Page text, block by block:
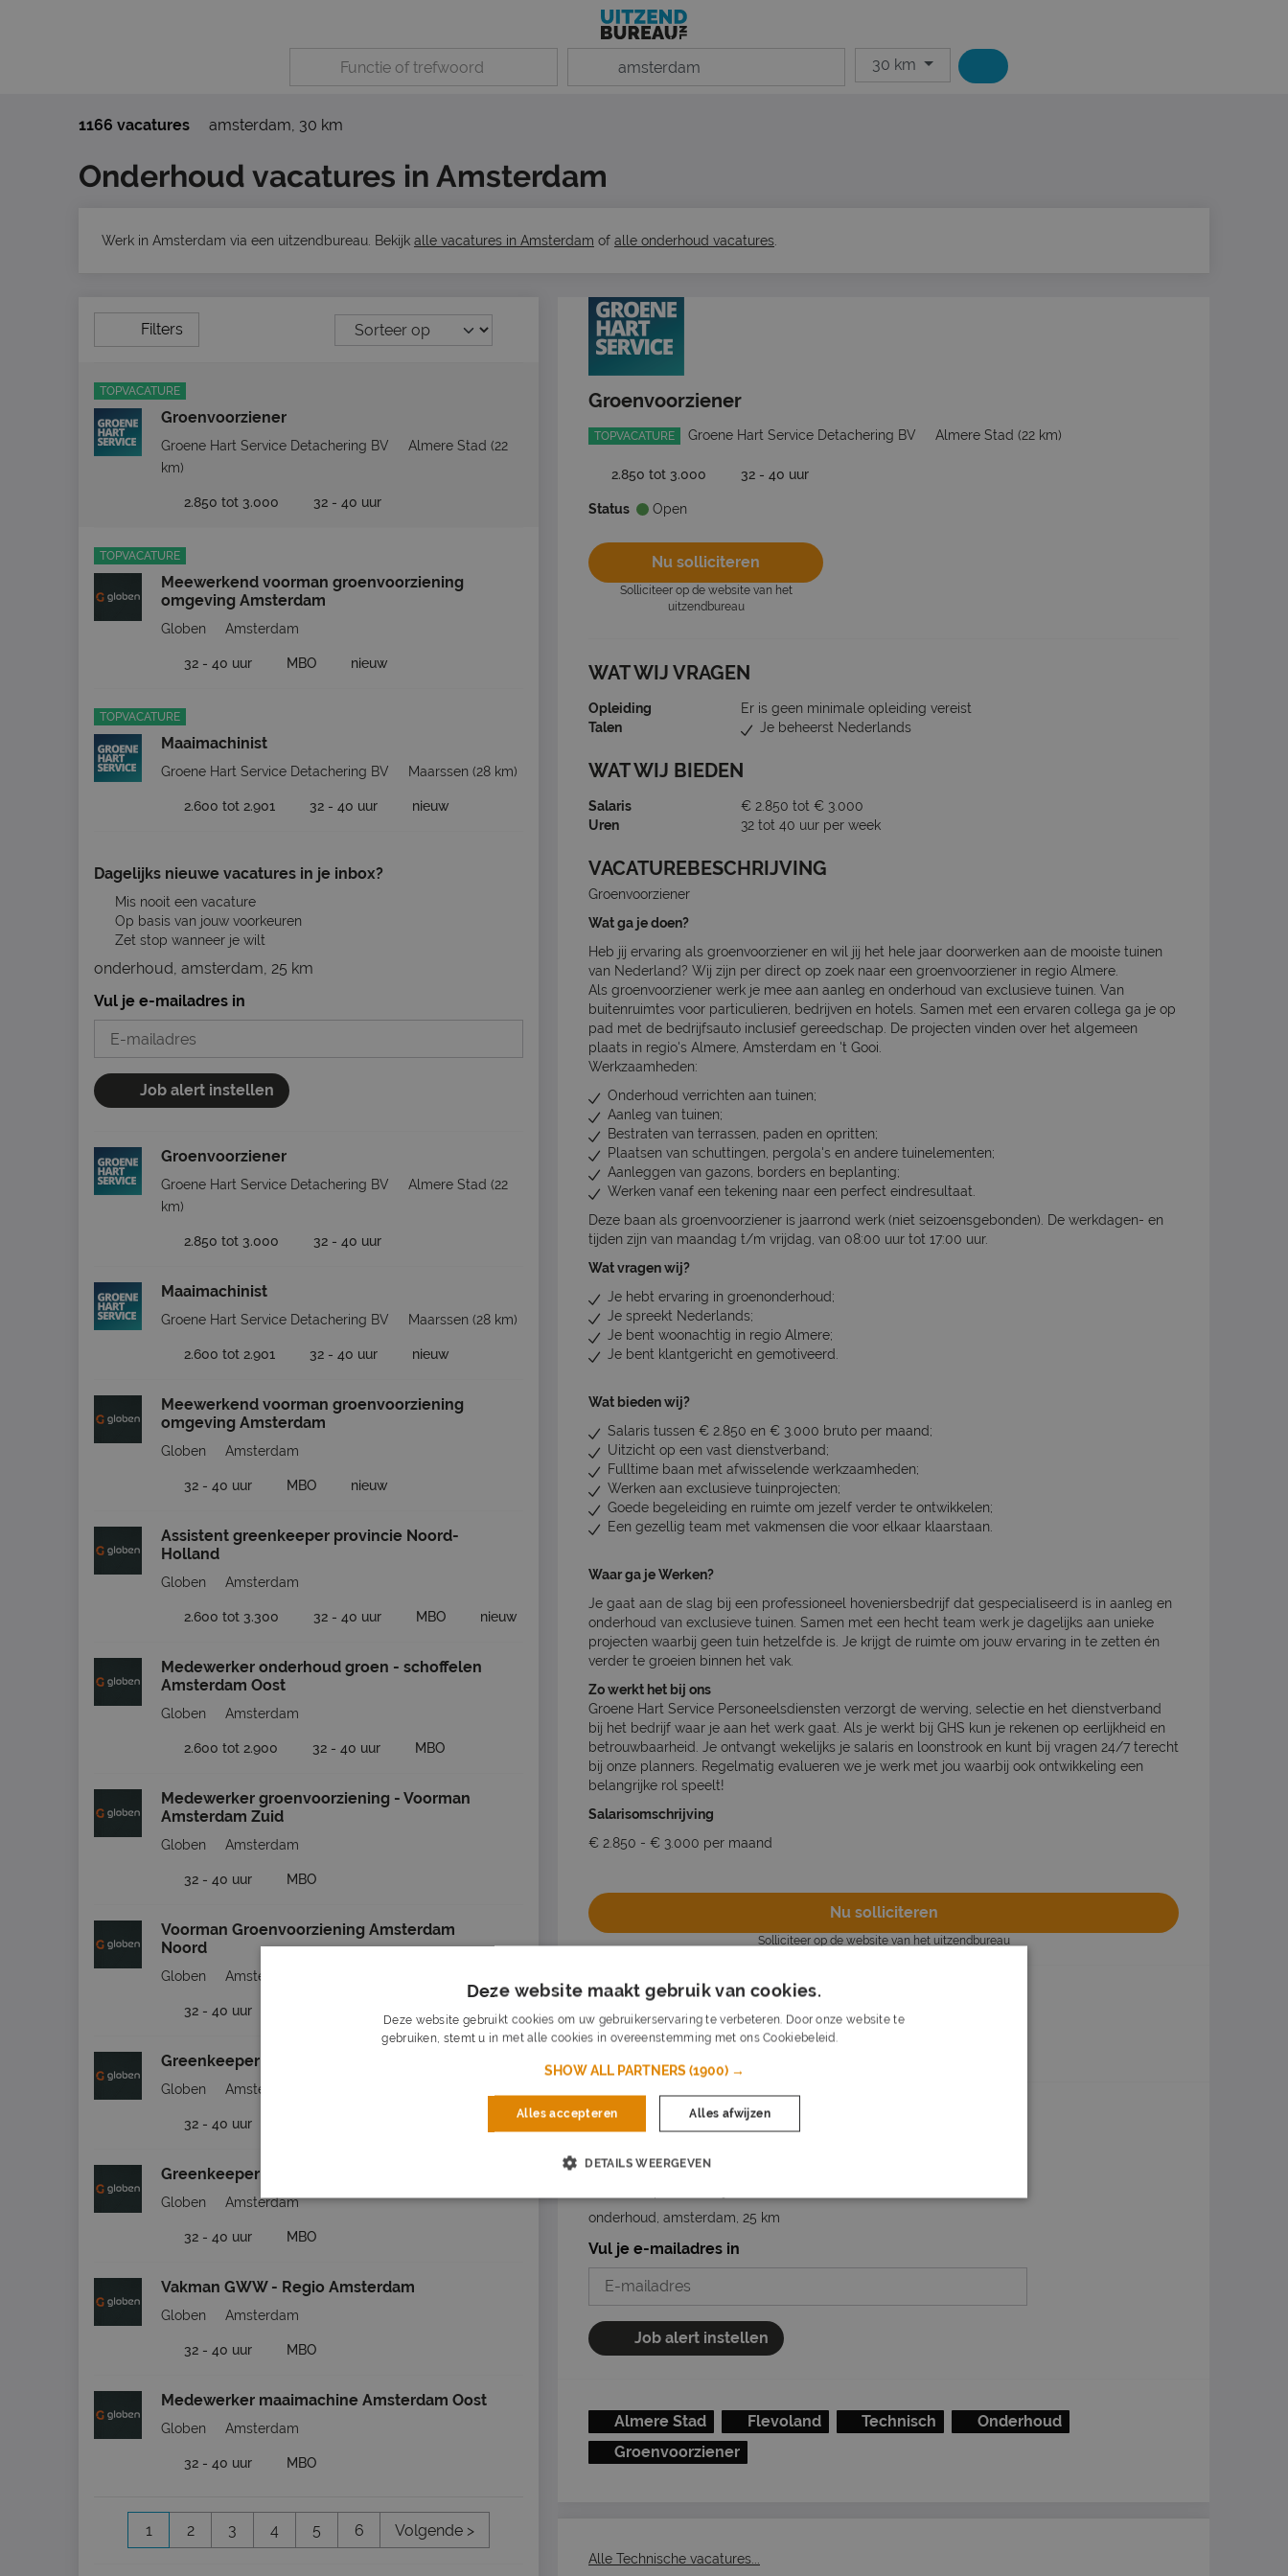
30 km
1166 vacatures amsterdam, 30 km
Onderhoud vacatures in Amsterdam
Werk in Amsterdam via een uitzendbureau. Bekijk alle vacatures in Amsterdam of alle onderhoud vacatures
Filters
TOPVACATURE
Groenvoorziener
Groene Hart Service Detachering BV Almere Stad (22
km)
2.850 tot 3.000 32 - 40 uur
TOPVACATURE
Meewerkend voorman groenvoorziening
omgeving Amsterdam
Globen Amsterdam
32 - 40 uur MBO nieuw
TOPVACATURE
Maaimachinist
Groene Hart Service Detachering BV Maarssen (28 km)
2.600 tot 2.901 32 - 40 uur nieuw
Dagelijks nieuwe vacatures in je inbox?
Mis nooit een vacature
Op basis van jouw voorkeuren
Zet stop wanneer je wilt
onderhoud, amsterdam, 25 km
Vul je e-mailadres in
Job alert instellen
Groenvoorziener
Groene Hart Service Detachering BV Almere Stad (22
km)
2.850 tot 3.000 32 - 40 uur
Maaimachinist
Groene Hart Service Detachering BV Maarssen (28 km)
2.600 tot 2.901 32 - 40 uur nieuw
Meewerkend voorman groenvoorziening
omgeving Amsterdam
Globen Amsterdam
32 - 40 uur MBO nieuw
Assistent greenkeeper provincie Noord-
Holland
Globen Amsterdam
2.600 tot 3.300 32 - 40 uur MBO nieuw
Medewerker onderhoud groen - schoffelen
Amsterdam Oost
Globen Amsterdam
2.600 tot 2.900 32 - 40 uur MBO
Medewerker groenvoorziening - Voorman
Amsterdam Zuid
Globen Amsterdam
32 - 40 uur MBO
Voorman Groenvoorziening Amsterdam
Noord
Globen Amsterdam
32 - 40 uur
Greenkeeper Amsterdam Noord
Globen Amsterdam
32 - 40 uur
Greenkeeper Amsterdam Oost
Globen Amsterdam
32 - 40 uur MBO
Vakman GWW - Regio Amsterdam
Globen Amsterdam
32 - 40 uur MBO
Medewerker maaimachine Amsterdam Oost
Globen Amsterdam
32 - 40 uur MBO
1 2 3 4 5 6 Volgende >
Groenvoorziener
TOPVACATURE Groene Hart Service Detachering BV Almere Stad (22 km)
2.850 tot 3.000 32 - 40 uur
Status Open
Nu solliciteren
Solliciteer op de website van het
uitzendbureau
WAT WIJ VRAGEN
Opleiding
Er is geen minimale opleiding vereist
Talen
Je beheerst Nederlands
WAT WIJ BIEDEN
Salaris
€ 2.850 tot € 3.000
Uren
32 tot 40 uur per week
VACATUREBESCHRIJVING
Groenvoorziener
Wat ga je doen?
Heb jij ervaring als groenvoorziener en wil jij het hele jaar doorwerken aan de mooiste tuinen
van Nederland? Wij zijn per direct op zoek naar een groenvoorziener in regio Almere.
Als groenvoorziener werk je mee aan aanleg en onderhoud van exclusieve tuinen. Van
buitenruimtes voor particulieren, bedrijven en hotels. Samen met een ervaren collega ga je op
pad met de bedrijfsauto inclusief gereedschap. De projecten vinden over het algemeen
plaats in regio's Almere, Amsterdam en 't Gooi.
Werkzaamheden:
Onderhoud verrichten aan tuinen;
Aanleg van tuinen;
Bestraten van terrassen, paden en opritten;
Plaatsen van schuttingen, pergola's en andere tuinelementen;
Aanleggen van gazons, borders en beplanting;
Werken vanaf een tekening naar een perfect eindresultaat.
Deze baan als groenvoorziener is jaarrond werk (niet seizoensgebonden). De werkdagen- en
tijden zijn van maandag t/m vrijdag, van 08:00 uur tot 17:00 uur.
Wat vragen wij?
Je hebt ervaring in groenonderhoud;
Je spreekt Nederlands;
Je bent woonachtig in regio Almere;
Je bent klantgericht en gemotiveerd.
Wat bieden wij?
Salaris tussen € 2.850 en € 3.000 bruto per maand;
Uitzicht op een vast dienstverband;
Fulltime baan met afwisselende werkzaamheden;
Werken aan exclusieve tuinprojecten;
Goede begeleiding en ruimte om jezelf verder te ontwikkelen;
Een gezellig team met vakmensen die voor elkaar klaarstaan.
Waar ga je Werken?
Je gaat aan de slag bij een professioneel hoveniersbedrijf dat gespecialiseerd is in aanleg en
onderhoud van exclusieve tuinen. Samen met een hecht team werk je dagelijks aan unieke
projecten waarbij geen tuin hetzelfde is. Je krijgt de ruimte om jouw ervaring in te zetten én
verder te groeien binnen het vak.
Zo werkt het bij ons
Groene Hart Service Personeelsdiensten verzorgt de werving, selectie en het dienstverband
bij het bedrijf waar je aan het werk gaat. Als je werkt bij GHS kun je rekenen op eerlijkheid en
betrouwbaarheid. Je ontvangt wekelijks je salaris en loonstrook en kunt bij vragen 24/7 terecht
bij onze planners. Regelmatig evalueren we je werk met jou waarbij ook ontwikkeling een
belangrijke rol speelt!
Salarisomschrijving
€ 2.850 - € 3.000 per maand
Nu solliciteren
Solliciteer op de website van het uitzendbureau
Vacature acties
Opslaan als favoriet Vacature delen
Dagelijks nieuwe vacatures in je inbox?
Op basis van jouw voorkeuren
onderhoud, amsterdam, 25 km
Vul je e-mailadres in
Job alert instellen
Almere Stad Flevoland Technisch
Onderhoud
Groenvoorziener
Alle Technische vacatures...
Deze website maakt gebruik van cookies.
Deze website gebruikt cookies om uw gebruikerservaring te verbeteren. Door onze website te
gebruiken, stemt u in met alle cookies in overeenstemming met ons Cookiebeleid.
SHOW ALL PARTNERS (1900) →
Alles accepteren Alles afwijzen
DETAILS WEERGEVEN